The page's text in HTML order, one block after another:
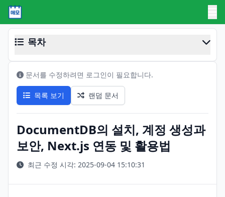
문서를 수정하려면 로그인이 필요합니다.
목록 보기 랜덤 문서
DocumentDB의 설치, 계정 생성과
보안, Next.js 연동 및 활용법
최근 수정 시각: 2025-09-04 15:10:31
목차